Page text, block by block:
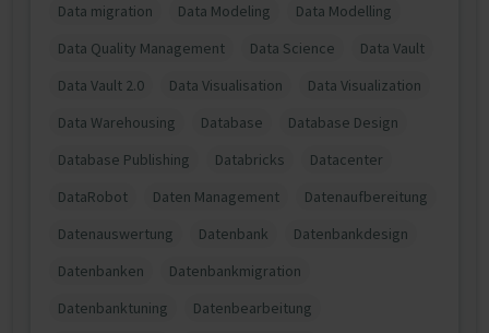
Data migration
Data Modeling
Data Modelling
Data Quality Management
Data Science
Data Vault
Data Vault 2.0
Data Visualisation
Data Visualization
Data Warehousing
Database
Database Design
Database Publishing
Databricks
Datacenter
DataRobot
Daten Management
Datenaufbereitung
Datenauswertung
Datenbank
Datenbankdesign
Datenbanken
Datenbankmigration
Datenbanktuning
Datenbearbeitung